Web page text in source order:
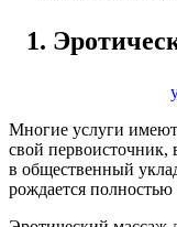
Многие услуги имеют
свой первоисточник,
в общественный
рождается